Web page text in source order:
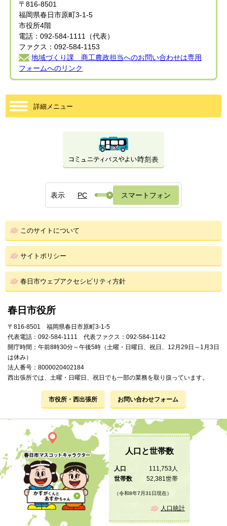
〒816-8501
福岡県春日市原町3-1-5
市役所4階
電話：092-584-1111（代表）
ファクス：092-584-1153
地域づくり課 商工農政担当へのお問い合わせは専用
フォームへのリンク
詳細メニュー
表示 PC スマートフォン
このサイトについて
サイトポリシー
春日市ウェブアクセシビリティ方針
春日市役所
〒816-8501 福岡県春日市原町3-1-5
代表電話：092-584-1111 代表ファクス：092-584-1142
開庁時間：午前8時30分～午後5時（土曜・日曜日、祝日、12月29日～1月3日
は休み）
法人番号：8000020402184
西出張所では、土曜・日曜日、祝日でも一部の業務を取り扱っています。
市役所・西出張所 お問い合わせフォーム
人口と世帯数
人口
111,753人
世帯数
52,381世帯
（令和8年7月31日現在）
人口統計